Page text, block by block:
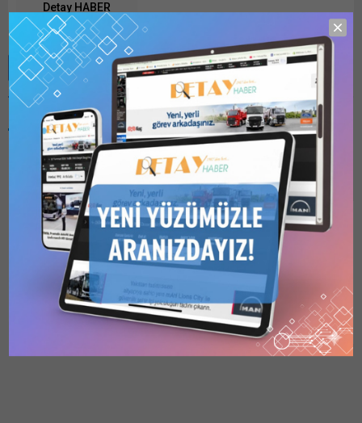
Detay HABER
Benzer Konular
Bu kategori yalnızca
üyeler tarafından
görüntülenebilir. Bu
kategoriyi
görüntülemek için1
Kullanıcılı // 6 Aylık
Abonelik
1 Kullanıcılı
// Yıllık Abonelik,3
Kullanıcılı // Yıllık
Abonelikveya6
Kullanıcılı // Yıllık
Aboneliksatın alarak
kaydolun.
BURSA BB, İTFAİYE
ARAÇLARI İHALESİNDE
SİPARİŞLER
Bursa Büyükşehir Belediye
Başkanlığı – İhale Şube
Müdürlüğü’nce 23.02.2026
tarihinde firmalardan
elektronik ortamda EKAP
üzerinden teklifleri alınan
04.05.2026